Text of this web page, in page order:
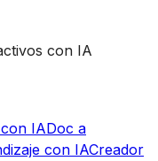
con IA
IADoc a
con IACreador